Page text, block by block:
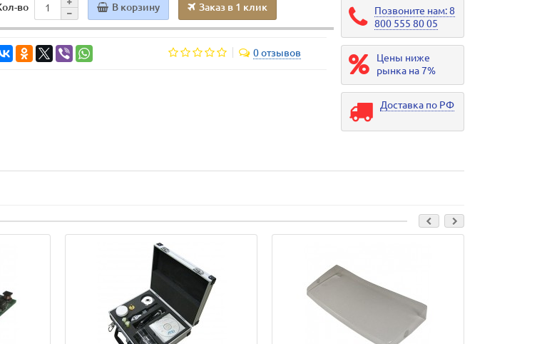
во В корзину Заказ в 1 клик
0 отзывов
Позвоните нам: 8
800 555 80 05
Цены ниже
рынка на 7%
Доставка по РФ